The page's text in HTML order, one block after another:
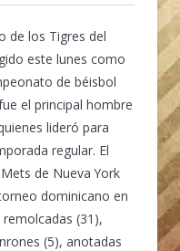
de los Tigres del
este lunes como
de béisbol
el principal hombre
lideró para
regular. El
de Nueva York
dominicano en
(31),
(5), anotadas